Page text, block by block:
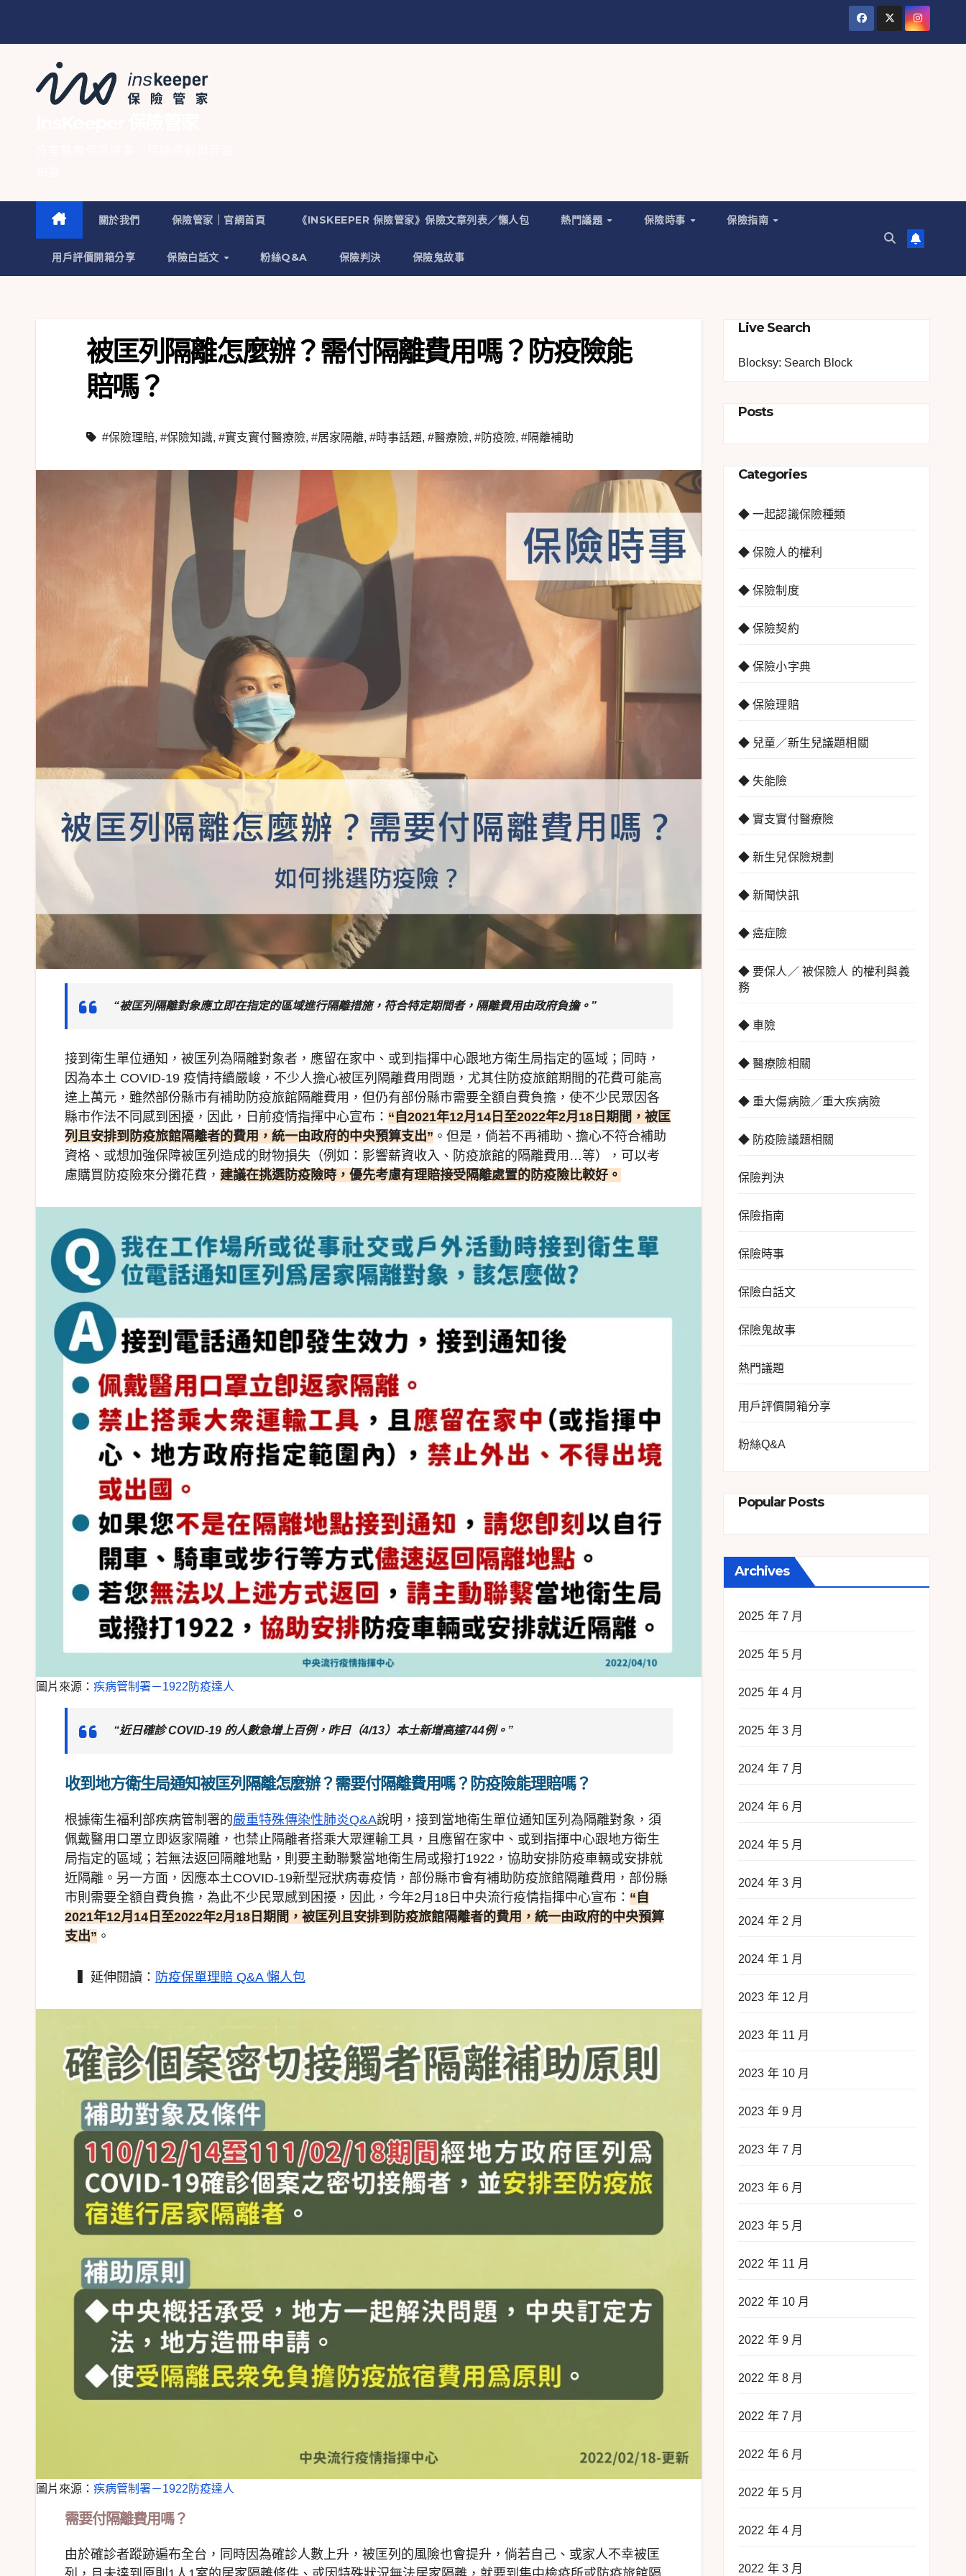
關於我們 保險管家｜官網首頁 《INSKEEPER 保險管家》保險文章列表／懶人包 熱門議題 保險時事 保險指南
用戶評價開箱分享 保險白話文 粉絲Q&A 保險判決 保險鬼故事
被匡列隔離怎麼辦？需付隔離費用嗎？防疫險能
賠嗎？
#保險理賠, #保險知識, #實支實付醫療險, #居家隔離, #時事話題, #醫療險, #防疫險, #隔離補助
“被匡列隔離對象應立即在指定的區域進行隔離措施，符合特定期間者，隔離費用由政府負擔。”
接到衛生單位通知，被匡列為隔離對象者，應留在家中、或到指揮中心跟地方衛生局指定的區域；同時，
因為本土 COVID-19 疫情持續嚴峻，不少人擔心被匡列隔離費用問題，尤其住防疫旅館期間的花費可能高
達上萬元，雖然部份縣市有補助防疫旅館隔離費用，但仍有部份縣市需要全額自費負擔，使不少民眾因各
縣市作法不同感到困擾，因此，日前疫情指揮中心宣布： “自2021年12月14日至2022年2月18日期間，被匡
列且安排到防疫旅館隔離者的費用，統一由政府的中央預算支出” 。但是，倘若不再補助、擔心不符合補助
資格、或想加強保障被匡列造成的財物損失（例如：影響薪資收入、防疫旅館的隔離費用…等），可以考
慮購買防疫險來分攤花費， 建議在挑選防疫險時，優先考慮有理賠接受隔離處置的防疫險比較好。
圖片來源： 疾病管制署－1922防疫達人
“近日確診 COVID-19 的人數急增上百例，昨日（4/13）本土新增高達744例。”
收到地方衛生局通知被匡列隔離怎麼辦？需要付隔離費用嗎？防疫險能理賠嗎？
根據衛生福利部疾病管制署的嚴重特殊傳染性肺炎Q&A說明，接到當地衛生單位通知匡列為隔離對象，須
佩戴醫用口罩立即返家隔離，也禁止隔離者搭乘大眾運輸工具，且應留在家中、或到指揮中心跟地方衛生
局指定的區域；若無法返回隔離地點，則要主動聯繫當地衛生局或撥打1922，協助安排防疫車輛或安排就
近隔離。另一方面，因應本土COVID-19新型冠狀病毒疫情，部份縣市會有補助防疫旅館隔離費用，部份縣
市則需要全額自費負擔，為此不少民眾感到困擾，因此，今年2月18日中央流行疫情指揮中心宣布： “自
2021年12月14日至2022年2月18日期間，被匡列且安排到防疫旅館隔離者的費用，統一由政府的中央預算
支出” 。
▍延伸閱讀： 防疫保單理賠 Q&A 懶人包
圖片來源： 疾病管制署－1922防疫達人
需要付隔離費用嗎？
由於確診者蹤跡遍布全台，同時因為確診人數上升，被匡列的風險也會提升，倘若自己、或家人不幸被匡
Live Search
Blocksy: Search Block
Posts
Categories
◆ 一起認識保險種類
◆ 保險人的權利
◆ 保險制度
◆ 保險契約
◆ 保險小字典
◆ 保險理賠
◆ 兒童／新生兒議題相關
◆ 失能險
◆ 實支實付醫療險
◆ 新生兒保險規劃
◆ 新聞快訊
◆ 癌症險
◆ 要保人／ 被保險人 的權利與義
務
◆ 車險
◆ 醫療險相關
◆ 重大傷病險／重大疾病險
◆ 防疫險議題相關
保險判決
保險指南
保險時事
保險白話文
保險鬼故事
熱門議題
用戶評價開箱分享
粉絲Q&A
Popular Posts
Archives
2025 年 7 月
2025 年 5 月
2025 年 4 月
2025 年 3 月
2024 年 7 月
2024 年 6 月
2024 年 5 月
2024 年 3 月
2024 年 2 月
2024 年 1 月
2023 年 12 月
2023 年 11 月
2023 年 10 月
2023 年 9 月
2023 年 7 月
2023 年 6 月
2023 年 5 月
2022 年 11 月
2022 年 10 月
2022 年 9 月
2022 年 8 月
2022 年 7 月
2022 年 6 月
2022 年 5 月
2022 年 4 月
2022 年 3 月